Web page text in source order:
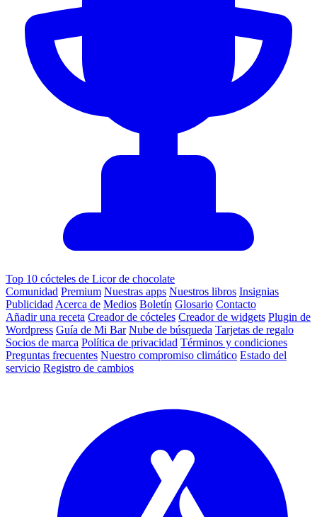
Top 10 cócteles de Licor de chocolate
Comunidad Premium Nuestras apps Nuestros libros Insignias
Publicidad Acerca de Medios Boletín Glosario Contacto
Añadir una receta Creador de cócteles Creador de widgets Plugin de
Wordpress Guía de Mi Bar Nube de búsqueda Tarjetas de regalo
Socios de marca Política de privacidad Términos y condiciones
Preguntas frecuentes Nuestro compromiso climático Estado del
servicio Registro de cambios